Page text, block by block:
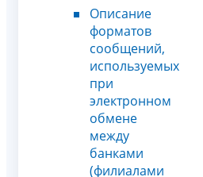
Описание
форматов
сообщений,
используемых
при
электронном
обмене
между
банками
(филиалами